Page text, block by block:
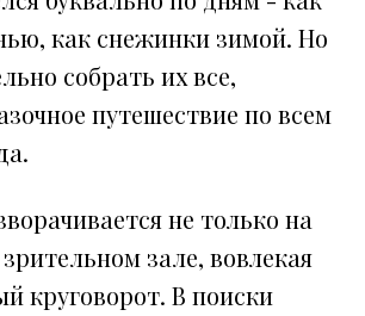
как снежинки зимой. Но
собрать их все,
путешествие по всем
не только на
зале, вовлекая
круговорот. В поиски